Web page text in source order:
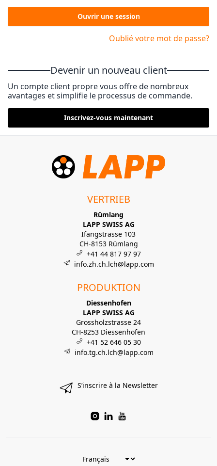
Ouvrir une session
Oublié votre mot de passe?
Devenir un nouveau client
Un compte client propre vous offre de nombreux
avantages et simplifie le processus de commande.
Inscrivez-vous maintenant
VERTRIEB
Rümlang
LAPP SWISS AG
Ifangstrasse 103
CH-8153 Rümlang
+41 44 817 97 97
info.zh.ch.lch@lapp.com
PRODUKTION
Diessenhofen
LAPP SWISS AG
Grossholzstrasse 24
CH-8253 Diessenhofen
+41 52 646 05 30
info.tg.ch.lch@lapp.com
S’inscrire à la Newsletter